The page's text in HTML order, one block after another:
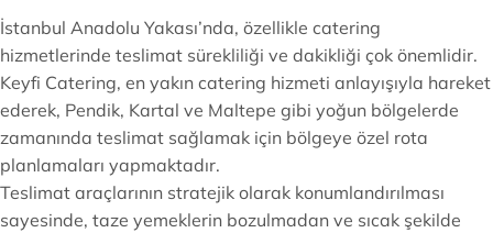
İstanbul Anadolu Yakası’nda, özellikle catering
hizmetlerinde teslimat sürekliliği ve dakikliği çok önemlidir.
Keyfi Catering, en yakın catering hizmeti anlayışıyla hareket
ederek, Pendik, Kartal ve Maltepe gibi yoğun bölgelerde
zamanında teslimat sağlamak için bölgeye özel rota
planlamaları yapmaktadır.
Teslimat araçlarının stratejik olarak konumlandırılması
sayesinde, taze yemeklerin bozulmadan ve sıcak şekilde